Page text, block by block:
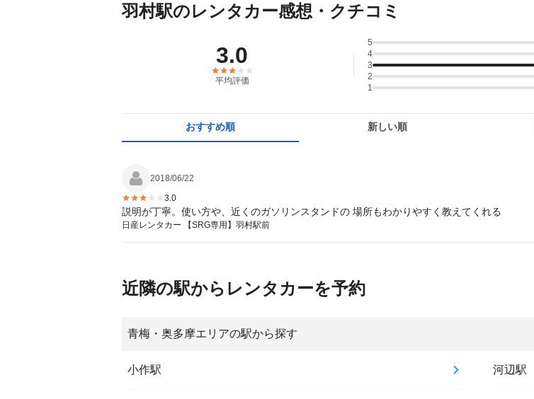
羽村駅のレンタカー感想・クチコミ
3.0
平均評価
5
4
3
2
1
おすすめ順 新しい順
2018/06/22
3.0
説明が丁寧。使い方や、近くのガソリンスタンドの 場所もわかりやすく教えてくれる
日産レンタカー 【SRG専用】羽村駅前
近隣の駅からレンタカーを予約
青梅・奥多摩エリアの駅から探す
小作駅 河辺駅